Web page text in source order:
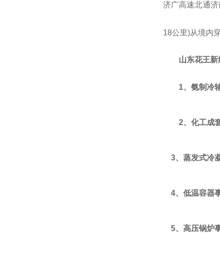
济广高速北通济
18公里)从境内
山东花王
1、氨制冷
2、 化工成
3、蒸发式冷
4、低温容器
5、高压锅炉